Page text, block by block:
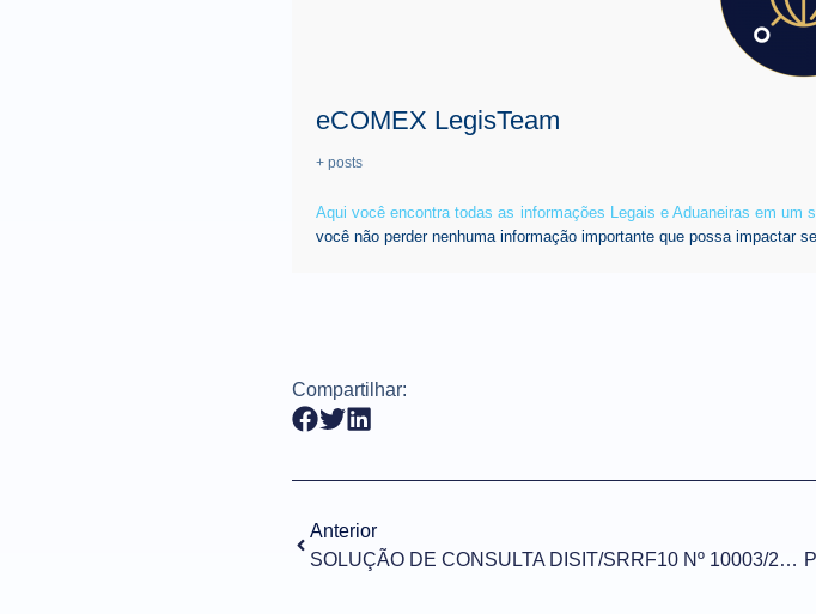
eCOMEX LegisTeam
+ posts
Aqui você encontra todas as informações Legais e Aduaneiras em um
você não perder nenhuma informação importante que possa impactar
Compartilhar:
Anterior
SOLUÇÃO DE CONSULTA DISIT/SRRF10 Nº 10003/2021 (DOU de 11/06/2021)